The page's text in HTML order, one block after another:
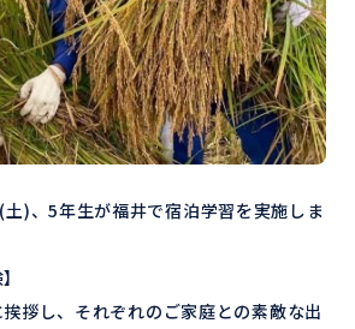
(土)、5年生が福井で宿泊学習を実施しま
拶し、それぞれのご家庭との素敵な出